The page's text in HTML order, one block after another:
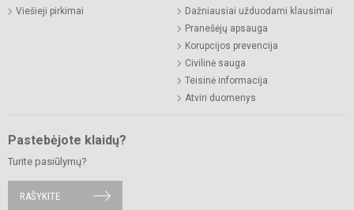
Viešieji pirkimai
Dažniausiai užduodami klausimai
Pranešėjų apsauga
Korupcijos prevencija
Civilinė sauga
Teisinė informacija
Atviri duomenys
Pastebėjote klaidų?
Turite pasiūlymų?
RAŠYKITE